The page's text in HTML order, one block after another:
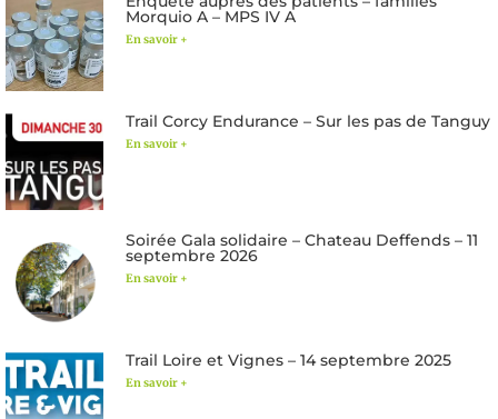
Morquio A – MPS IV A
En savoir +
Trail Corcy Endurance – Sur les pas de Tanguy
En savoir +
Soirée Gala solidaire – Chateau Deffends – 11
septembre 2026
En savoir +
Trail Loire et Vignes – 14 septembre 2025
En savoir +